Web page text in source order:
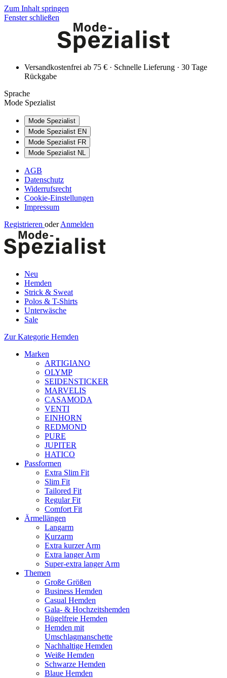
Zum Inhalt springen
Fenster schließen
Versandkostenfrei ab 75 € · Schnelle Lieferung · 30 Tage
Rückgabe
Sprache
Mode Spezialist
Mode Spezialist
Mode Spezialist EN
Mode Spezialist FR
Mode Spezialist NL
AGB
Datenschutz
Widerrufsrecht
Cookie-Einstellungen
Impressum
Registrieren oder Anmelden
Neu
Hemden
Strick & Sweat
Polos & T-Shirts
Unterwäsche
Sale
Zur Kategorie Hemden
Marken
ARTIGIANO
OLYMP
SEIDENSTICKER
MARVELIS
CASAMODA
VENTI
EINHORN
REDMOND
PURE
JUPITER
HATICO
Passformen
Extra Slim Fit
Slim Fit
Tailored Fit
Regular Fit
Comfort Fit
Ärmellängen
Langarm
Kurzarm
Extra kurzer Arm
Extra langer Arm
Super-extra langer Arm
Themen
Große Größen
Business Hemden
Casual Hemden
Gala- & Hochzeitshemden
Bügelfreie Hemden
Hemden mit
Umschlagmanschette
Nachhaltige Hemden
Weiße Hemden
Schwarze Hemden
Blaue Hemden